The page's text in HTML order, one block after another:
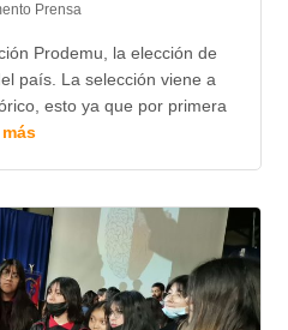
Prensa
Prodemu, la elección de
país. La selección viene a
esto ya que por primera